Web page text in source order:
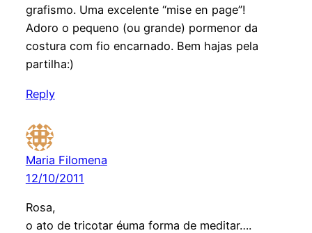
grafismo. Uma excelente “mise en page”!
Adoro o pequeno (ou grande) pormenor da
costura com fio encarnado. Bem hajas pela
partilha:)
Reply
Maria Filomena
12/10/2011
Rosa,
o ato de tricotar éuma forma de meditar….